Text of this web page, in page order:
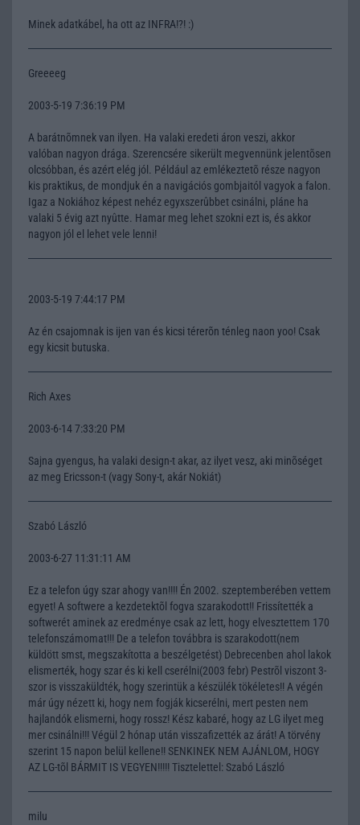
Minek adatkábel, ha ott az INFRA!?! :)
Greeeeg
2003-5-19 7:36:19 PM
A barátnõmnek van ilyen. Ha valaki eredeti áron veszi, akkor
valóban nagyon drága. Szerencsére sikerült megvennünk jelentõsen
olcsóbban, és azért elég jól. Például az emlékeztetõ része nagyon
kis praktikus, de mondjuk én a navigációs gombjaitól vagyok a falon.
Igaz a Nokiához képest nehéz egyxszerûbbet csinálni, pláne ha
valaki 5 évig azt nyûtte. Hamar meg lehet szokni ezt is, és akkor
nagyon jól el lehet vele lenni!
2003-5-19 7:44:17 PM
Az én csajomnak is ijen van és kicsi térerõn ténleg naon yoo! Csak
egy kicsit butuska.
Rich Axes
2003-6-14 7:33:20 PM
Sajna gyengus, ha valaki design-t akar, az ilyet vesz, aki minõséget
az meg Ericsson-t (vagy Sony-t, akár Nokiát)
Szabó László
2003-6-27 11:31:11 AM
Ez a telefon úgy szar ahogy van!!!! Én 2002. szeptemberében vettem
egyet! A softwere a kezdetektõl fogva szarakodott!! Frissítették a
softwerét aminek az eredménye csak az lett, hogy elvesztettem 170
telefonszámomat!!! De a telefon továbbra is szarakodott(nem
küldött smst, megszakította a beszélgetést) Debrecenben ahol lakok
elismerték, hogy szar és ki kell cserélni(2003 febr) Pestrõl viszont 3-
szor is visszaküldték, hogy szerintük a készülék tökéletes!! A végén
már úgy nézett ki, hogy nem fogják kicserélni, mert pesten nem
hajlandók elismerni, hogy rossz! Kész kabaré, hogy az LG ilyet meg
mer csinálni!!! Végül 2 hónap után visszafizették az árát! A törvény
szerint 15 napon belül kellene!! SENKINEK NEM AJÁNLOM, HOGY
AZ LG-tõl BÁRMIT IS VEGYEN!!!!! Tisztelettel: Szabó László
milu